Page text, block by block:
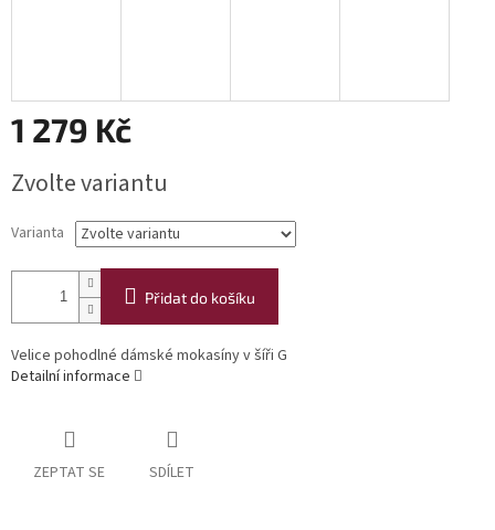
1 279 Kč
cena:
Zvolte variantu
Varianta
Přidat do košíku
Velice pohodlné dámské mokasíny v šíři G
Detailní informace
ZEPTAT SE SDÍLET